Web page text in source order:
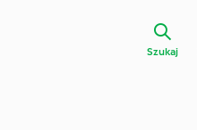
Szukaj